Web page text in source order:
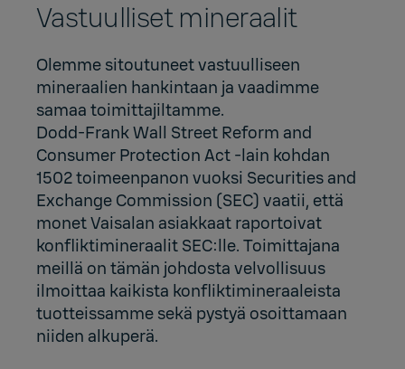
Vastuulliset mineraalit
Olemme sitoutuneet vastuulliseen
mineraalien hankintaan ja vaadimme
samaa toimittajiltamme.
Dodd-Frank Wall Street Reform and
Consumer Protection Act -lain kohdan
1502 toimeenpanon vuoksi Securities and
Exchange Commission (SEC) vaatii, että
monet Vaisalan asiakkaat raportoivat
konfliktimineraalit SEC:lle. Toimittajana
meillä on tämän johdosta velvollisuus
ilmoittaa kaikista konfliktimineraaleista
tuotteissamme sekä pystyä osoittamaan
niiden alkuperä.